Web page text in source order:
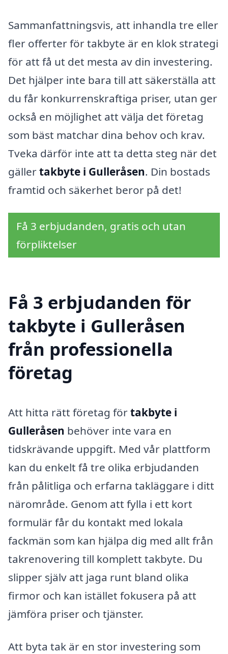
Sammanfattningsvis, att inhandla tre eller
fler offerter för takbyte är en klok strategi
för att få ut det mesta av din investering.
Det hjälper inte bara till att säkerställa att
du får konkurrenskraftiga priser, utan ger
också en möjlighet att välja det företag
som bäst matchar dina behov och krav.
Tveka därför inte att ta detta steg när det
gällertakbyte i Gulleråsen. Din bostads
framtid och säkerhet beror på det!
Få 3 erbjudanden, gratis och utan
förpliktelser
Få 3 erbjudanden för
takbyte i Gulleråsen
från professionella
företag
Att hitta rätt företag förtakbyte i
Gulleråsen behöver inte vara en
tidskrävande uppgift. Med vår plattform
kan du enkelt få tre olika erbjudanden
från pålitliga och erfarna takläggare i ditt
närområde. Genom att fylla i ett kort
formulär får du kontakt med lokala
fackmän som kan hjälpa dig med allt från
takrenovering till komplett takbyte. Du
slipper själv att jaga runt bland olika
firmor och kan istället fokusera på att
jämföra priser och tjänster.
Att byta tak är en stor investering som